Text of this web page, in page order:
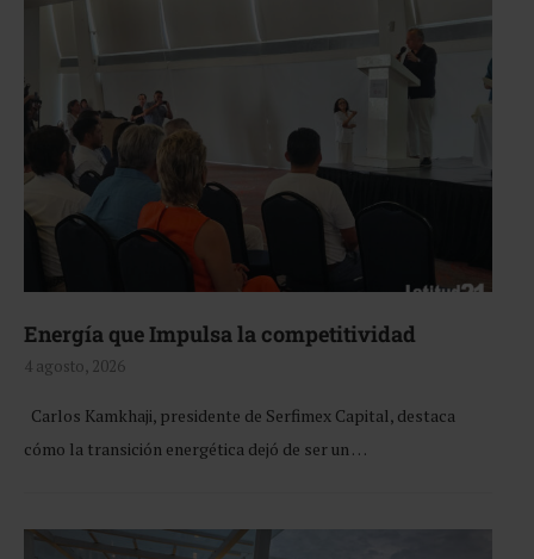
Energía que Impulsa la competitividad
4 agosto, 2026
Carlos Kamkhaji, presidente de Serfimex Capital, destaca
cómo la transición energética dejó de ser un …